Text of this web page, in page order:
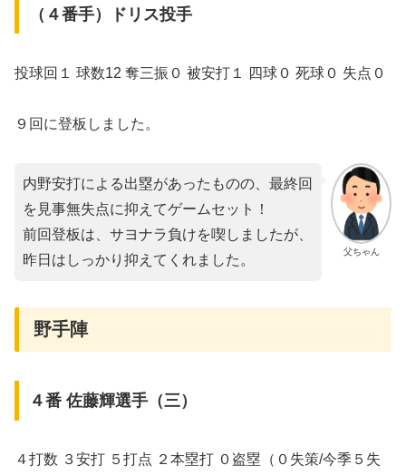
（４番手）ドリス投手
投球回１ 球数12 奪三振０ 被安打１ 四球０ 死球０ 失点０
９回に登板しました。
父ちゃん
内野安打による出塁があったものの、最終回
を見事無失点に抑えてゲームセット！
前回登板は、サヨナラ負けを喫しましたが、
昨日はしっかり抑えてくれました。
野手陣
４番 佐藤輝選手（三）
４打数 ３安打 ５打点 ２本塁打 ０盗塁（０失策/今季５失